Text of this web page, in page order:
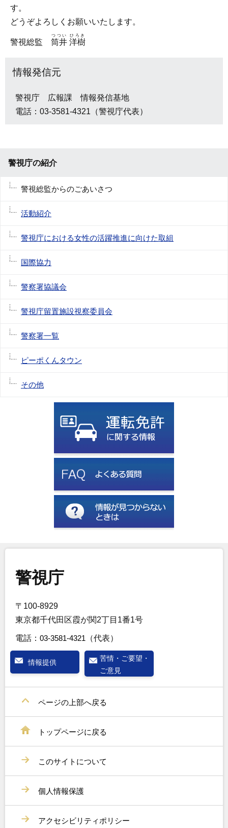
す。
どうぞよろしくお願いいたします。
警視総監 筒井 洋樹
つつい ひろき
情報発信元
警視庁 広報課 情報発信基地
電話：03-3581-4321（警視庁代表）
警視庁の紹介
警視総監からのごあいさつ
活動紹介
警視庁における女性の活躍推進に向けた取組
国際協力
警察署協議会
警視庁留置施設視察委員会
警察署一覧
ピーポくんタウン
その他
警視庁
〒100-8929
東京都千代田区霞が関2丁目1番1号
電話： 03-3581-4321 （代表）
情報提供
苦情・ご要望・
ご意見
ページの上部へ戻る
トップページに戻る
このサイトについて
個人情報保護
アクセシビリティポリシー